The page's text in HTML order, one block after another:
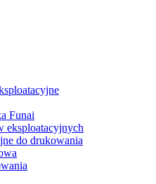
Funai
eksploatacyjnych
do drukowania